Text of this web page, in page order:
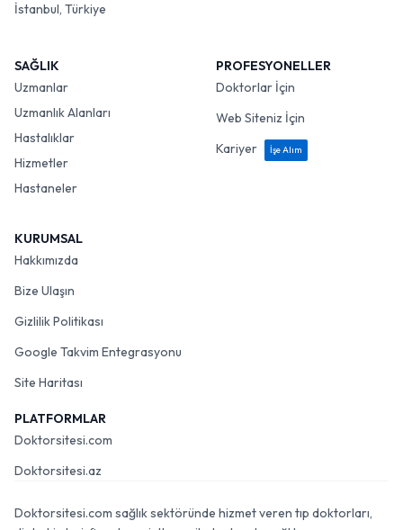
İstanbul, Türkiye
SAĞLIK
Uzmanlar
Uzmanlık Alanları
Hastalıklar
Hizmetler
Hastaneler
PROFESYONELLER
Doktorlar İçin
Web Siteniz İçin
Kariyer
İşe Alım
KURUMSAL
Hakkımızda
Bize Ulaşın
Gizlilik Politikası
Google Takvim Entegrasyonu
Site Haritası
PLATFORMLAR
Doktorsitesi.com
Doktorsitesi.az
Doktorsitesi.com sağlık sektöründe hizmet veren tıp doktorları,